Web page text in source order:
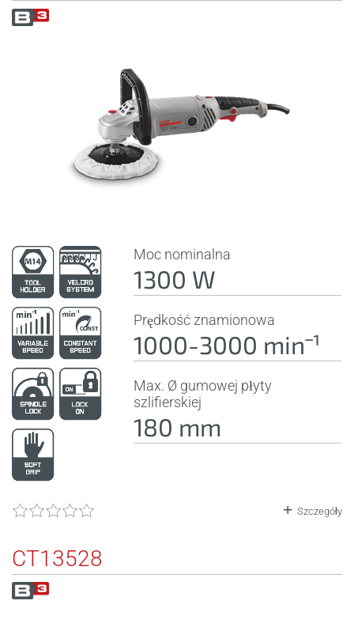
Moc nominalna
1300 W
Prędkość znamionowa
1000-3000 minˉ¹
Max. Ø gumowej płyty
szlifierskiej
180 mm
Szczegóły
CT13528